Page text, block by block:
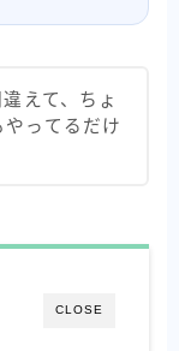
えて、ちょ
ってるだけ
CLOSE